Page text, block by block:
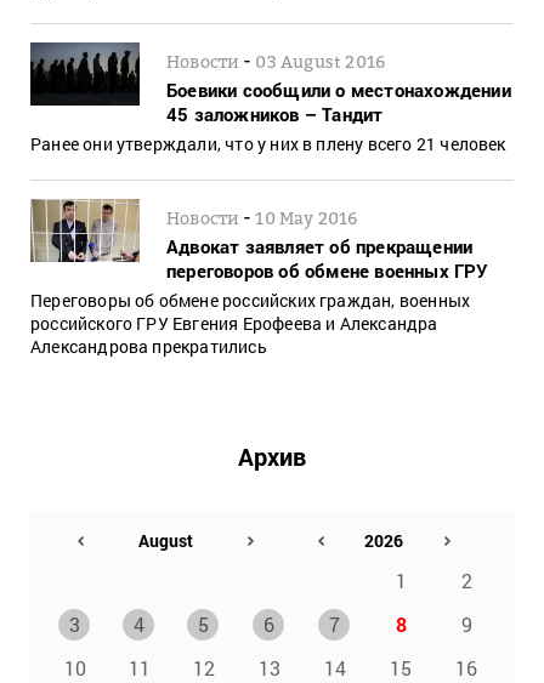
Новости - 03 August 2016
Боевики сообщили о местонахождении
45 заложников – Тандит
Ранее они утверждали, что у них в плену всего 21 человек
Новости -10 May 2016
Адвокат заявляет об прекращении
переговоров об обмене военных ГРУ
Переговоры об обмене российских граждан, военных
российского ГРУ Евгения Ерофеева и Александра
Александрова прекратились
Архив
1
2
3
4 5 6 7 8
9
10
11 12 13 14 15
16